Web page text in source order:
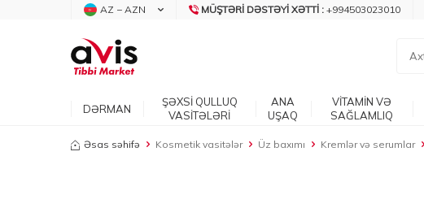
AZ − AZN MÜŞTƏRI DƏSTƏYI XƏTTI : +994503023010
DƏRMAN
ŞƏXSİ QULLUQ
VASİTƏLƏRİ
ANA
UŞAQ
VİTAMİN VƏ
SAĞLAMLIQ
Əsas səhifə Kosmetik vasitələr Üz baxımı Kremlər və serumlar